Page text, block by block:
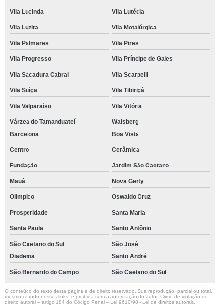
Vila Lucinda Vila Lutécia
Vila Luzita Vila Metalúrgica
Vila Palmares Vila Pires
Vila Progresso Vila Príncipe de Gales
Vila Sacadura Cabral Vila Scarpelli
Vila Suíça Vila Tibiriçá
Vila Valparaíso Vila Vitória
Várzea do Tamanduateí
Waisberg
Barcelona
Boa Vista
Centro Cerâmica
Fundação Jardim São Caetano
Mauá Nova Gerty
Olímpico Oswaldo Cruz
Prosperidade Santa Maria
Santa Paula Santo Antônio
São Caetano do Sul
São José
Diadema
Santo André
São Bernardo do Campo São Caetano do Sul
O conteúdo do texto desta página é de direito reservado. Sua reprodução, parcial ou total,
mesmo citando nossos links, é proibida sem a autorização do autor. Crime de violação de
direito autoral – artigo 184 do Código Penal – Lei 9610/98 - Lei de direitos autorais